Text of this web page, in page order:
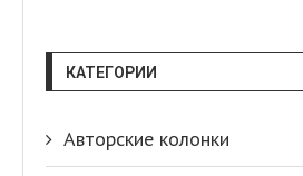
КАТЕГОРИИ
Авторские колонки